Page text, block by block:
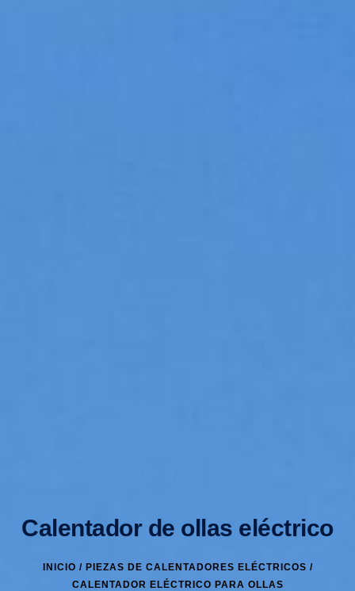
Calentador de ollas eléctrico
INICIO / PIEZAS DE CALENTADORES ELÉCTRICOS /
CALENTADOR ELÉCTRICO PARA OLLAS